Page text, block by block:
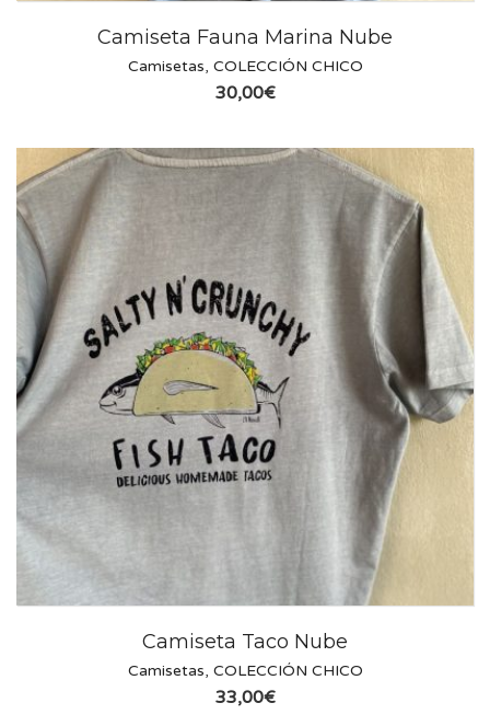
Camiseta Fauna Marina Nube
Camisetas, COLECCIÓN CHICO
30,00€
Camiseta Taco Nube
Camisetas, COLECCIÓN CHICO
33,00€